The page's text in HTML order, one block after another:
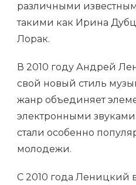
различными
такими как Ирина
Лорак.
В 2010 году Андрей
свой новый стиль
жанр объединяет
электронными
стали особенно
молодежи.
С 2010 года Леницкий